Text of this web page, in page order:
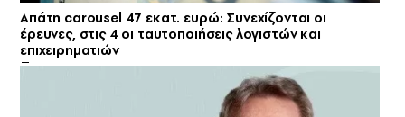
Απάτη carousel 47 εκατ. ευρώ: Συνεχίζονται οι
έρευνες, στις 4 οι ταυτοποιήσεις λογιστών και
επιχειρηματιών